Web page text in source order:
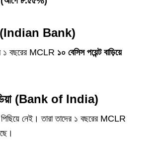
(Indian Bank)
১ বছরের MCLR ১০ বেসিস পয়েন্ট বাড়িয়ে
(Bank of India)
নেই। তারা তাদের ১ বছরের MCLR